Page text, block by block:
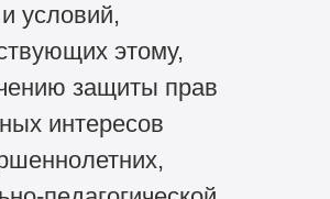
условий,
этому,
защиты прав
интересов